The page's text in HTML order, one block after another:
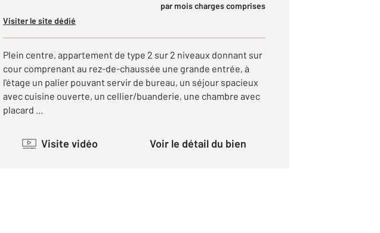
par mois charges comprises
Visiter le site dédié
Plein centre, appartement de type 2 sur 2 niveaux donnant sur
cour comprenant au rez-de-chaussée une grande entrée, à
l'étage un palier pouvant servir de bureau, un séjour spacieux
avec cuisine ouverte, un cellier/buanderie, une chambre avec
placard ...
Visite vidéo Voir le détail du bien